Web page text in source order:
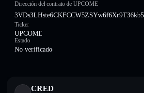
Dirección del contrato de UPCOME
Ticker
UPCOME
Estado
No verificado
CRED